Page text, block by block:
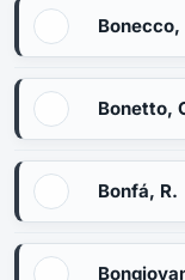
Bonecco,
Bonetto,
Bonfá, R.